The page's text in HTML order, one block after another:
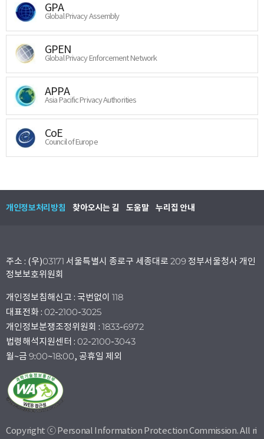
GPA
Global Privacy Assembly
GPEN
Global Privacy Enforcement Network
APPA
Asia Pacific Privacy Authorities
CoE
Council of Europe
개인정보처리방침 찾아오시는 길 도움말 누리집 안내
주소 : (우)03171 서울특별시 종로구 세종대로 209 정부서울청사 개인
정보보호위원회
개인정보침해신고 : 국번없이 118
대표전화 : 02-2100-3025
개인정보분쟁조정위원회 : 1833-6972
법령해석지원센터 : 02-2100-3043
월~금 9:00~18:00, 공휴일 제외
Copyright ⓒ Personal Information Protection Commission. All ri